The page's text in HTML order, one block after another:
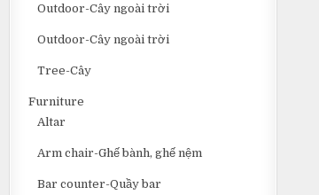
Outdoor-Cây ngoài trời
Outdoor-Cây ngoài trời
Tree-Cây
Furniture
Altar
Arm chair-Ghế bành, ghế nệm
Bar counter-Quầy bar